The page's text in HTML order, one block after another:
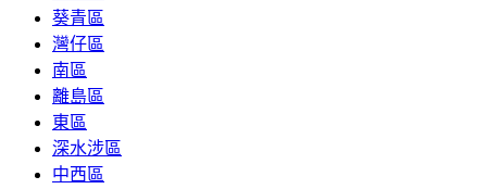
葵青區
灣仔區
南區
離島區
東區
深水涉區
中西區